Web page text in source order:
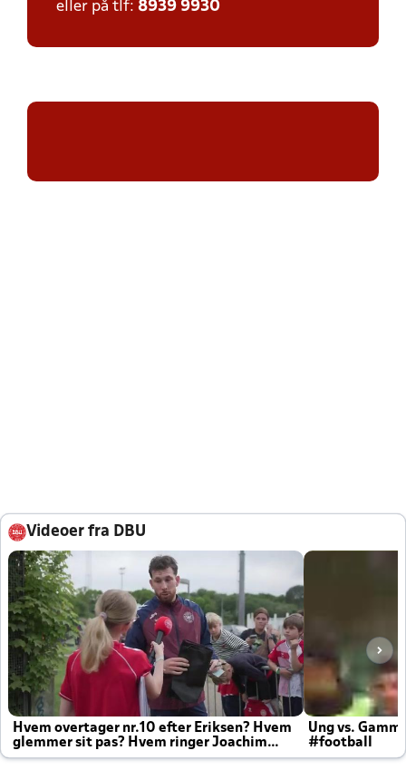
eller på tlf: 8939 9930
Videoer fra DBU
Hvem overtager nr.10 efter Eriksen? Hvem
glemmer sit pas? Hvem ringer Joachim
altid til efter kampe?
Ung vs.
#football